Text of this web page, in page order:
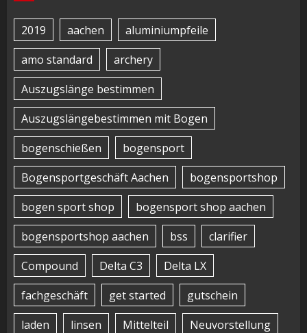
2019 aachen
aluminiumpfeile
amo standard
archery
Auszugslänge bestimmen
Auszugslängebestimmen mit Bogen
bogenschießen
bogensport
Bogensportgeschäft Aachen
bogensportshop
bogen sport shop
bogensport shop aachen
bogensportshop aachen
bss
clarifier
Compound
Delta C3
Delta LX
fachgeschäft
get started
gutschein
laden
linsen Mittelteil
Neuvorstellung